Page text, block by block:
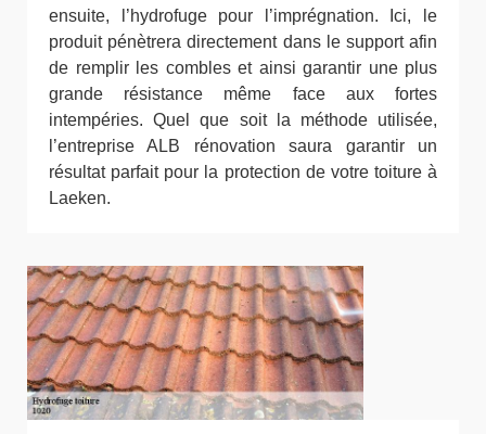
ensuite, l’hydrofuge pour l’imprégnation. Ici, le
produit pénètrera directement dans le support afin
de remplir les combles et ainsi garantir une plus
grande résistance même face aux fortes
intempéries. Quel que soit la méthode utilisée,
l’entreprise ALB rénovation saura garantir un
résultat parfait pour la protection de votre toiture à
Laeken.